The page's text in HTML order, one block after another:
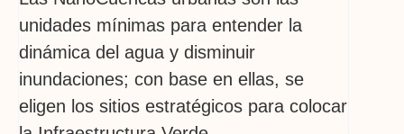
unidades mínimas para entender la
dinámica del agua y disminuir
inundaciones; con base en ellas, se
eligen los sitios estratégicos para colocar